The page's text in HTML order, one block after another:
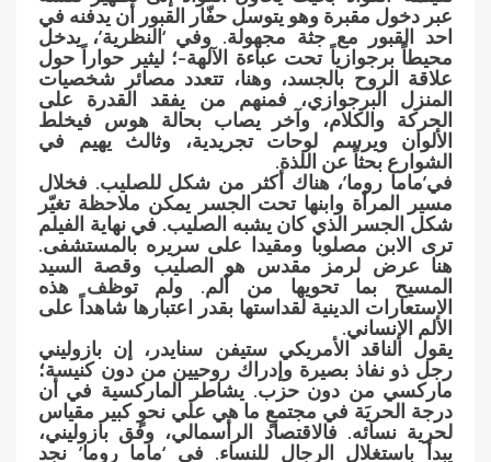
عبر دخول مقبرة وهو يتوسل حفّار القبور أن يدفنه في
احد القبور مع جثة مجهولة. وفي ‘النظرية’، يدخل
محيطاً برجوازياً تحت عباءة الآلهة-؛ ليثير حواراً حول
علاقة الروح بالجسد، وهنا، تتعدد مصائر شخصيات
المنزل البرجوازي، فمنهم من يفقد القدرة على
الحركة والكلام، وآخر يصاب بحالة هوس فيخلط
الألوان ويرسم لوحات تجريدية، وثالث يهيم في
الشوارع بحثاً عن اللذة.
في’ماما روما’، هناك أكثر من شكل للصليب. فخلال
مسير المرأة وابنها تحت الجسر يمكن ملاحظة تغيّر
شكل الجسر الذي كان يشبه الصليب. في نهاية الفيلم
ترى الابن مصلوبا ومقيدا على سريره بالمستشفى.
هنا عرض لرمز مقدس هو الصليب وقصة السيد
المسيح بما تحويها من ألم. ولم توظف هذه
الاستعارات الدينية لقداستها بقدر اعتبارها شاهداً على
الألم الإنساني.
يقول الناقد الأمريكي ستيفن سنايدر، إن بازوليني
رجل ذو نفاذ بصيرة وإدراك روحيين من دون كنيسة؛
ماركسي من دون حزب. يشاطر الماركسية في أن
درجة الحريَة في مجتمعٍ ما هي علي نحوٍ كبير مقياس
لحرية نسائه. فالاقتصاد الرأسمالي، وفق بازوليني،
يبدأ باستغلال الرجال للنساء. في ‘ماما روما’ نجد